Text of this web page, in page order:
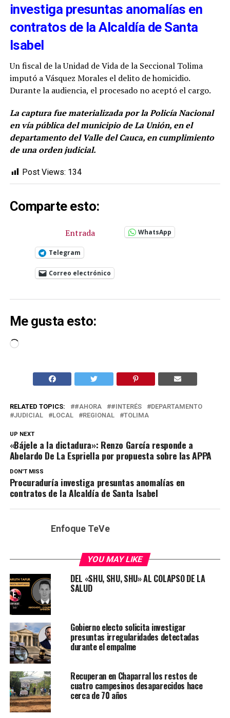
investiga presuntas anomalías en
contratos de la Alcaldía de Santa
Isabel
Un fiscal de la Unidad de Vida de la Seccional Tolima
imputó a Vásquez Morales el delito de homicidio.
Durante la audiencia, el procesado no aceptó el cargo.
La captura fue materializada por la Policía Nacional
en vía pública del municipio de La Unión, en el
departamento del Valle del Cauca, en cumplimiento
de una orden judicial.
Post Views: 134
Comparte esto:
Entrada WhatsApp
Telegram
Correo electrónico
Me gusta esto:
Cargando...
RELATED TOPICS: #AHORA #INTERÉS
DEPARTAMENTO
JUDICIAL
LOCAL REGIONAL TOLIMA
UP NEXT
«Bájele a la dictadura»: Renzo García responde a
Abelardo De La Espriella por propuesta sobre las APPA
DON'T MISS
Procuraduría investiga presuntas anomalías en
contratos de la Alcaldía de Santa Isabel
Enfoque TeVe
YOU MAY LIKE
DEL «SHU, SHU, SHU» AL COLAPSO DE LA
SALUD
Gobierno electo solicita investigar
presuntas irregularidades detectadas
durante el empalme
Recuperan en Chaparral los restos de
cuatro campesinos desaparecidos hace
cerca de 70 años